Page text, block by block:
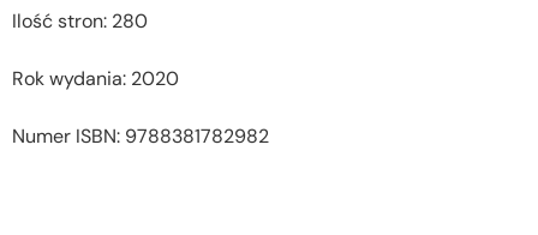
Ilość stron: 280
Rok wydania: 2020
Numer ISBN: 9788381782982